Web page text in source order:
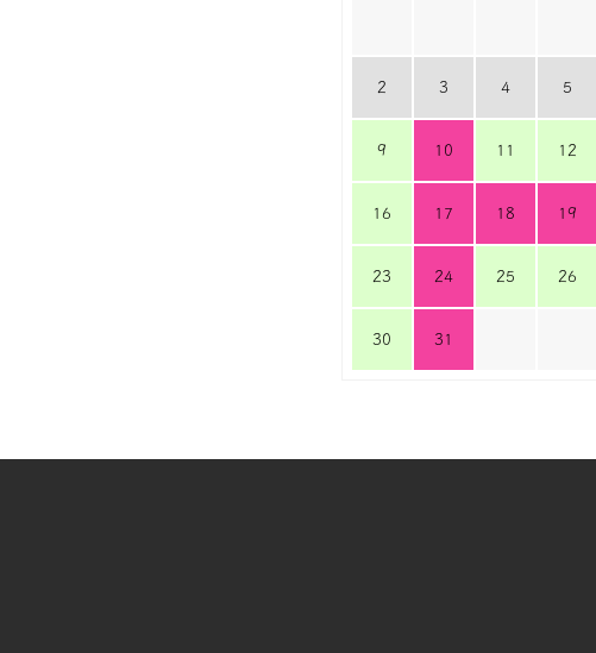
2 3 4 5
9 10 11 12
16 17 18 19
23 24 25 26
30 31